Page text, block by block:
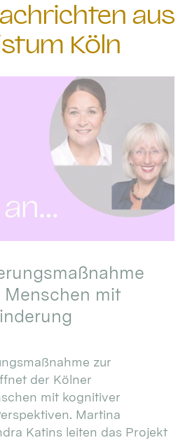
aus
Köln
mit
zur
der Kölner
mit kognitiver
Martina
Katins leiten das Projekt